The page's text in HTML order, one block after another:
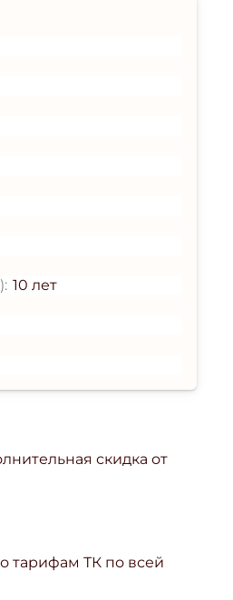
скидка от
тарифам ТК по всей
10 лет